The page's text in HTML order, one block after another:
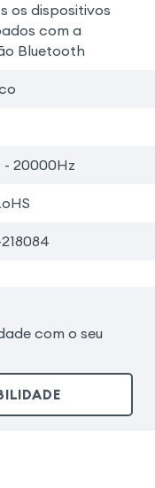
os dispositivos
com a
Bluetooth
- 20000Hz
com o seu